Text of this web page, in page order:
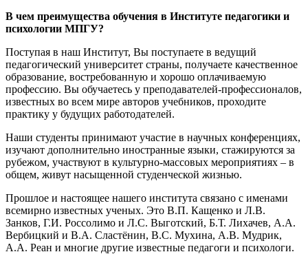
В чем преимущества обучения в Институте педагогики и
психологии МПГУ?
Поступая в наш Институт, Вы поступаете в ведущий
педагогический университет страны, получаете качественное
образование, востребованную и хорошо оплачиваемую
профессию. Вы обучаетесь у преподавателей-профессионалов,
известных во всем мире авторов учебников, проходите
практику у будущих работодателей.
Наши студенты принимают участие в научных конференциях,
изучают дополнительно иностранные языки, стажируются за
рубежом, участвуют в культурно-массовых мероприятиях – в
общем, живут насыщенной студенческой жизнью.
Прошлое и настоящее нашего института связано с именами
всемирно известных ученых. Это В.П. Кащенко и Л.В.
Занков, Г.И. Россолимо и Л.С. Выготский, Б.Т. Лихачев, А.А.
Вербицкий и В.А. Сластёнин, В.С. Мухина, А.В. Мудрик,
А.А. Реан и многие другие известные педагоги и психологи.